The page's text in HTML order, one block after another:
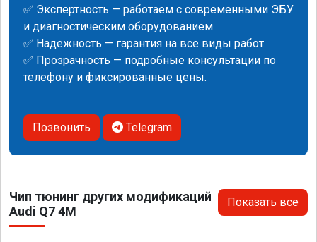
✅ Экспертность — работаем с современными ЭБУ
и диагностическим оборудованием.
✅ Надежность — гарантия на все виды работ.
✅ Прозрачность — подробные консультации по
телефону и фиксированные цены.
Позвонить Telegram
Чип тюнинг других модификаций
Audi Q7 4M
Показать все